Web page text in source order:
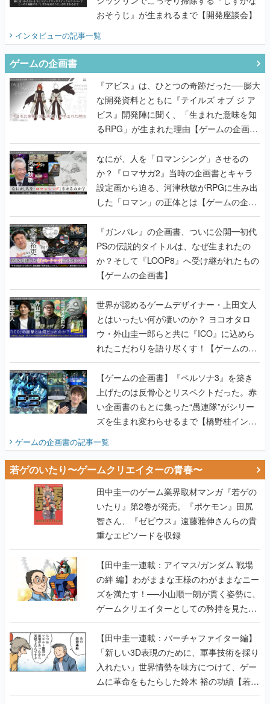
おそうじ』が生まれるまで【開発座談会】
インタビューの記事一覧
ゲームの企画書
『アビス』は、ひとつの奇跡だった──膨大
な開発資料とともに『テイルズ オブ ジ ア
ビス』開発陣に聞く、「生まれた意味を知
るRPG」が生まれた理由【ゲームの企画
書】
なにが、人を「ロマンシング」させるの
か？『ロマサガ2』当時の企画書とキャラ
設定画から迫る、河津秋敏がRPGに生み出
した「ロマン」の正体とは【ゲームの企画
書】
『ガンパレ』の企画書、ついに公開━初代
PSの伝説的タイトルは、なぜ生まれたの
か？そして『LOOP8』へ受け継がれたもの
【ゲームの企画書】
世界が認めるゲームデザイナー・上田文人
とはいったい何が凄いのか？ ヨコオタロ
ウ・外山圭一郎らと共に『ICO』に込めら
れたこだわりを語り尽くす！【ゲームの企
画書】
【ゲームの企画書】『ペルソナ3』を築き
上げたのは反骨心とリスペクトだった。赤
い企画書のもとに集った“愚連隊”がシリー
ズを生まれ変わらせるまで【橋野桂インタ
ビュー】
ゲームの企画書の記事一覧
若ゲのいたり〜ゲームクリエイターの青春〜
田中圭一のゲーム業界取材マンガ『若ゲの
いたり』第2巻が発売。『ポケモン』田尻
智さん、『ゼビウス』遠藤雅伸さんらの貴
重なエピソードを収録
【田中圭一連載：アイマス/ガンダム 戦場
の絆 編】わがままな王様のわがままなニー
ズを満たす！──小山順一朗が貫く姿勢に、
ゲームクリエイターとしての矜持を見た
【若ゲのいたり最終回】
【田中圭一連載：バーチャファイター編】
「新しい3D表現のために、軍事技術を採り
入れたい」世界情勢を味方につけて、ゲー
ムに革命をもたらした鈴木 裕の功績【若ゲ
のいたり】